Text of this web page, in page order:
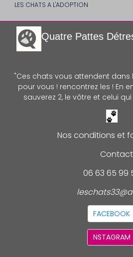
LES CHATS A L'ADOPTION
Quatre Pattes Détre
"Ces chats vous attendent dans
pour vous ! rencontrez les ! En
sauverez 2, le vôtre et celui
Nos conditions et
Contact
06 63 65 99
FACEBOOK
NSTAGRAM